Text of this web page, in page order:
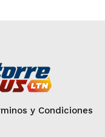
y Condiciones